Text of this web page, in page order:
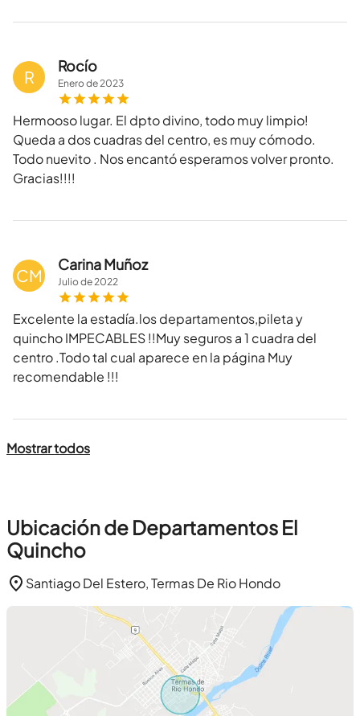
R
Rocío
Enerode2023
Hermooso lugar. El dpto divino, todo muy limpio!
Queda a dos cuadras del centro, es muy cómodo.
Todo nuevito . Nos encantó esperamos volver pronto.
Gracias!!!!
CM
Carina Muñoz
Juliode2022
Excelente la estadía.los departamentos,pileta y
quincho IMPECABLES !!Muy seguros a 1 cuadra del
centro .Todo tal cual aparece en la página Muy
recomendable !!!
Mostrar todos
Ubicación de Departamentos El
Quincho
Santiago Del Estero, Termas De Rio Hondo